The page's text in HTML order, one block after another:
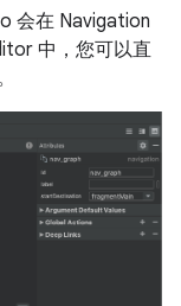
会在 Navigation
中，您可以直